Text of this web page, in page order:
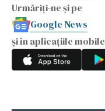
Urmăriți-ne și pe
Google News
și în aplicațiile mobile